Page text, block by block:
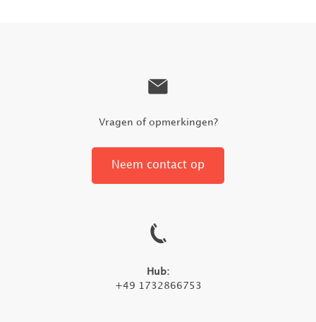
Vragen of opmerkingen?
Neem contact op
Hub:
+49 1732866753